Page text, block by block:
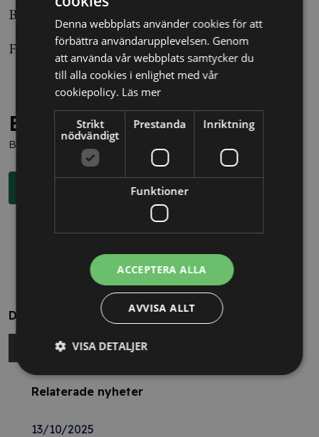
Beslut: Hovrätten för Nedre Norrland T 1266-18
Foto: Lars Pehrson / SvD / SCANPIX
Behöver du juridisk hjälp?
Boka en kostnadsfri konsultation direkt via knappen nedan.
Dela
Relaterade nyheter
13/10/2025
Denna webbplats använder cookies för att
förbättra användarupplevelsen. Genom
att använda vår webbplats samtycker du
till alla cookies i enlighet med vår
cookiepolicy. Läs mer
Strikt
nödvändigt
Prestanda Inriktning
Funktioner
ACCEPTERA ALLA
AVVISA ALLT
VISA DETALJER